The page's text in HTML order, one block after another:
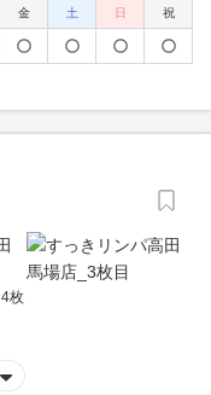
金 土 日 祝
4枚